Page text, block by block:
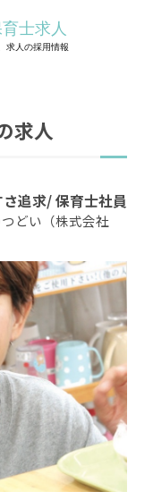
求人
追求/ 保育士社員
どい（株式会社